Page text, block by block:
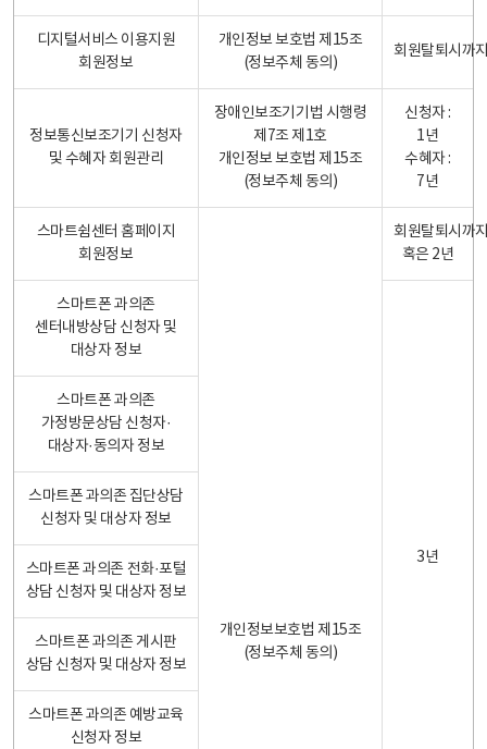
디지털서비스 이용지원
회원정보
개인정보 보호법 제15조
(정보주체 동의)
회원탈퇴시까
정보통신보조기기 신청자
및 수혜자 회원관리
장애인보조기기법 시행령
제7조 제1호
개인정보 보호법 제15조
(정보주체 동의)
신청자 :
1년
수혜자 :
7년
스마트쉼센터 홈페이지
회원정보
개인정보보호법 제15조
(정보주체 동의)
회원탈퇴시까
혹은 2년
스마트폰 과의존
센터내방상담 신청자 및
대상자 정보
3년
스마트폰 과의존
가정방문상담 신청자·
대상자·동의자 정보
스마트폰 과의존 집단상담
신청자 및 대상자 정보
스마트폰 과의존 전화·포털
상담 신청자 및 대상자 정보
스마트폰 과의존 게시판
상담 신청자 및 대상자 정보
스마트폰 과의존 예방교육
신청자 정보